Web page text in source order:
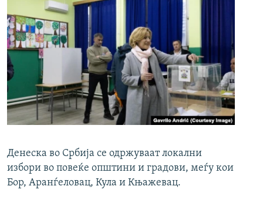
Денеска во Србија се одржуваат локални
избори во повеќе општини и градови, меѓу кои
Бор, Аранѓеловац, Кула и Књажевац.